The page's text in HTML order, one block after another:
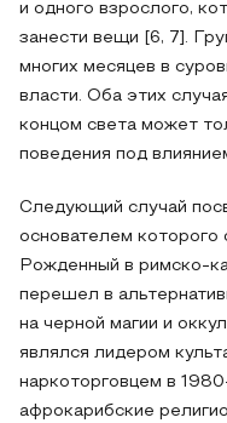
и одного взрослого,
занести вещи [6, 7].
многих месяцев в
власти. Оба этих
концом света может
поведения под
Следующий случай
основателем
Рожденный в римско-
перешел в
на черной магии и
являлся лидером
наркоторговцем в
афрокарибские